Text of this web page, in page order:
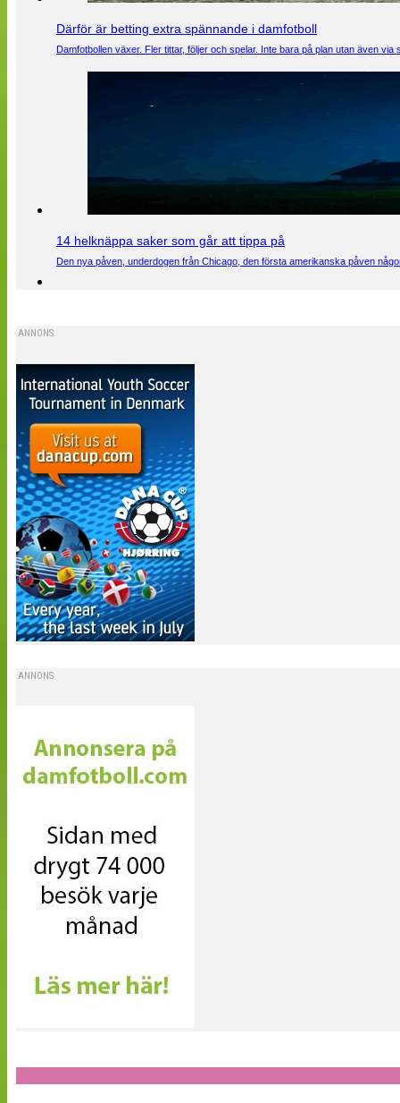
Därför är betting extra spännande i damfotboll
Damfotbollen växer. Fler tittar, följer och spelar. Inte bara på plan utan även
14 helknäppa saker som går att tippa på
Den nya påven, underdogen från Chicago, den första amerikanska påven
ANNONS
ANNONS